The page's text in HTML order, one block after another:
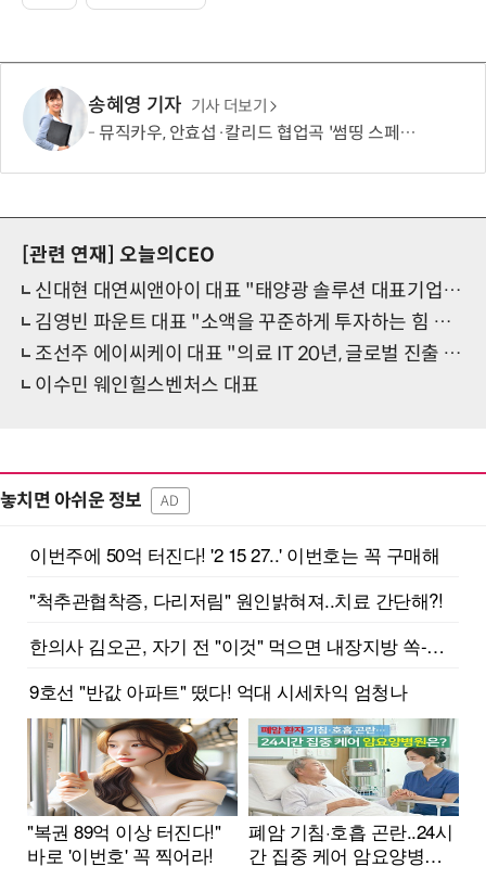
송혜영 기자 기사 더보기
뮤직카우, 안효섭·칼리드 협업곡 '썸띵 스페셜' 뮤직비디오 공개
[관련 연재] 오늘의CEO
신대현 대연씨앤아이 대표 "태양광 솔루션 대표기업 되겠다"
김영빈 파운트 대표 "소액을 꾸준하게 투자하는 힘 알리고 싶어요"
조선주 에이씨케이 대표 "의료 IT 20년, 글로벌 진출 적극 추진"
이수민 웨인힐스벤처스 대표
놓치면 아쉬운 정보 AD